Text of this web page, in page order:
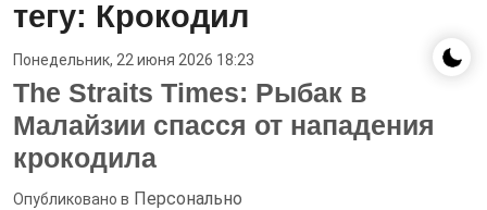
тегу: Крокодил
Понедельник, 22 июня 2026 18:23
The Straits Times: Рыбак в
Малайзии спасся от нападения
крокодила
Опубликовано в Персонально